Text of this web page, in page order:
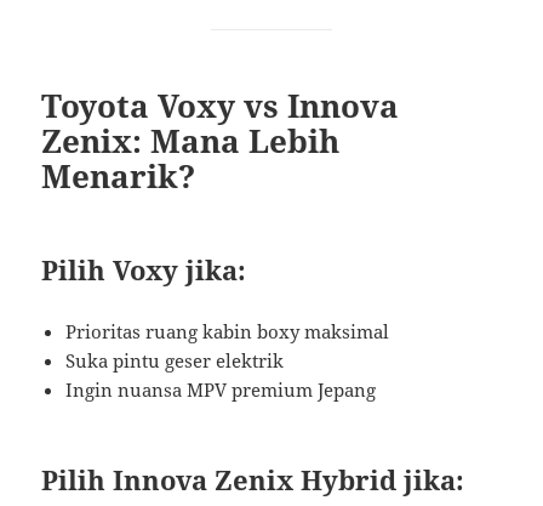
Toyota Voxy vs Innova
Zenix: Mana Lebih
Menarik?
Pilih Voxy jika:
Prioritas ruang kabin boxy maksimal
Suka pintu geser elektrik
Ingin nuansa MPV premium Jepang
Pilih Innova Zenix Hybrid jika: